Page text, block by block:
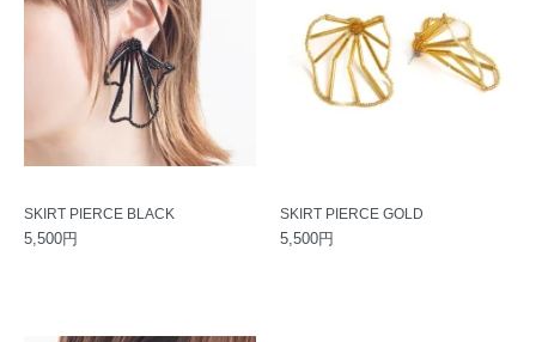
SKIRT PIERCE BLACK
5,500円
SKIRT PIERCE GOLD
5,500円